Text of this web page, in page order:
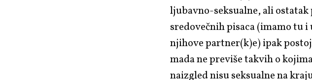
ljubavno-seksualne, ali
sredovečnih pisaca (imamo tu
njihove partner(k)e) ipak
mada ne previše takvih o
naizgled nisu seksualne na